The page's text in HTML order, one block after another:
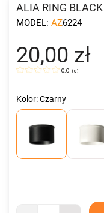
ALIA RING BLACK
MODEL: AZ6224
20,00 zł
0.0 (0)
Kolor: Czarny